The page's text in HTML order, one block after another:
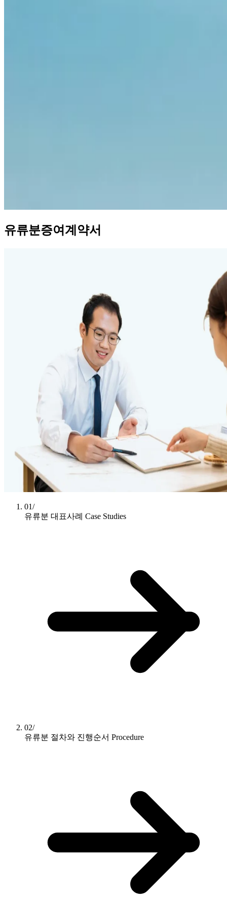
유류분증여계약서
01/
유류분 대표사례 Case Studies
02/
유류분 절차와 진행순서 Procedure